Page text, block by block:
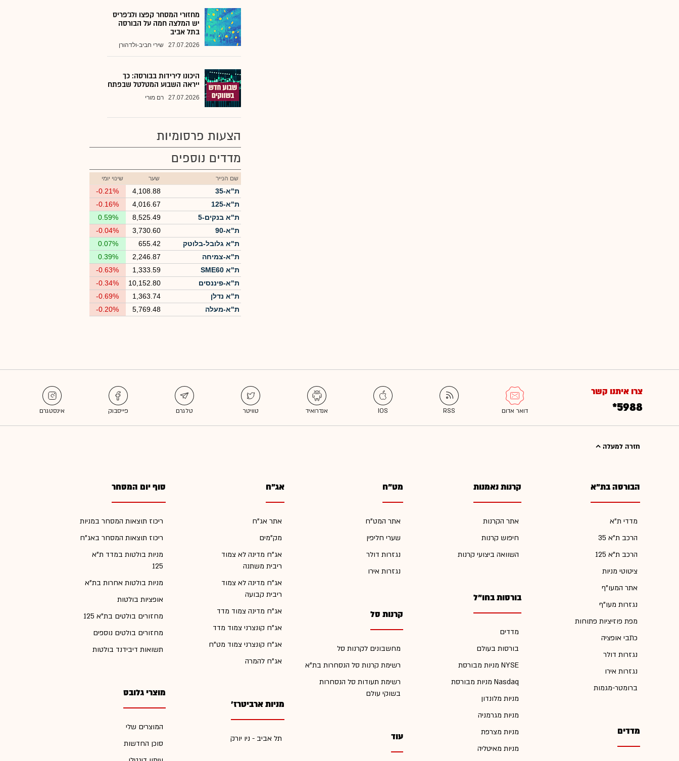
מחזורי המסחר קפצו ולג'פריס
יש המלצה חמה על הבורסה
בתל אביב
27.07.2026 שירי חביב-ולדהורן
היכונו לירידות בבורסה: כך
ייראה השבוע המטלטל שבפתח
27.07.2026 רם מורי
הצעות פרסומיות
מדדים נוספים
שם הנייר שער שינוי יומי
ת"א-35 4,108.88
-0.21%
ת"א-125
4,016.67
-0.16%
ת"א בנקים-5
8,525.49
0.59%
ת"א-90
3,730.60
-0.04%
ת"א גלובל-בלוטק
655.42
0.07%
ת"א-צמיחה
2,246.87
0.39%
ת"א SME60
1,333.59
-0.63%
ת"א-פיננסים
10,152.80
-0.34%
ת"א נדלן
1,363.74
-0.69%
ת"א-מעלה
5,769.48
-0.20%
צרו איתנו קשר
*5988
חזרה למעלה
הבורסה בת"א
מדדי ת"א
הרכב ת"א 35
הרכב ת"א 125
ציטוטי מניות
אתר המעו"ף
נגזרות מעו"ף
מפת פוזיציות פתוחות
כתבי אופציה
נגזרות דולר
נגזרות אירו
ברומטר-מגמות
מדדים
קרנות נאמנות
אתר הקרנות
חיפוש קרנות
השוואה ביצועי קרנות
בורסות בחו"ל
מדדים
בורסות בעולם
מניות מבורסת NYSE
מניות מבורסת Nasdaq
מניות מלונדון
מניות מגרמניה
מניות מצרפת
מניות מאיטליה
מט"ח
אתר המט"ח
שערי חליפין
נגזרות דולר
נגזרות אירו
קרנות סל
מחשבונים לקרנות סל
רשימת קרנות סל הנסחרות בת"א
רשימת תעודות סל הנסחרות
בשוקי עולם
עוד
אג"ח
אתר אג"ח
מק"מים
אג"ח מדינה לא צמוד
ריבית משתנה
אג"ח מדינה לא צמוד
ריבית קבועה
אג"ח מדינה צמוד מדד
אג"ח קונצרני צמוד מדד
אג"ח קונצרני צמוד מט"ח
אג"ח להמרה
מניות ארביטרז'
תל אביב - ניו יורק
סוף יום המסחר
ריכוז תוצאות המסחר במניות
ריכוז תוצאות המסחר באג"ח
מניות בולטות במדד ת"א
125
מניות בולטות אחרות בת"א
אופציות בולטות
מחזורים בולטים בת"א 125
מחזורים בולטים נוספים
תשואות דיבידנד בולטות
מוצרי גלובס
המוצרים שלי
סוכן החדשות